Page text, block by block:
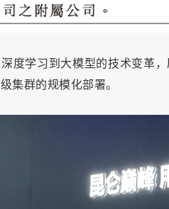
度学习到大模型的技术变革
集群的规模化部署。